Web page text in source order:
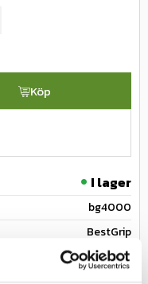
Köp
I lager
bg4000
BestGrip